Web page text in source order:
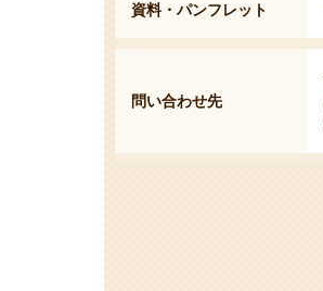
資料・パンフレット
問い合わせ先